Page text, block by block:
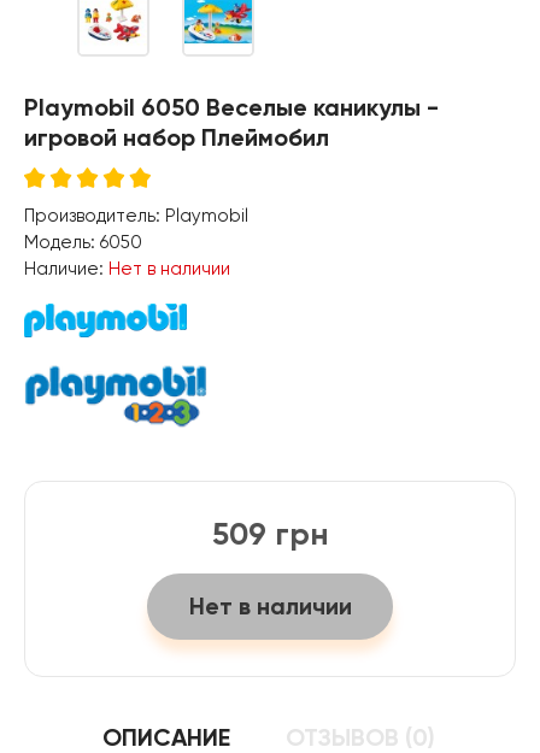
Playmobil 6050 Веселые каникулы -
игровой набор Плеймобил
Производитель: Playmobil
Модель: 6050
Наличие: Нет в наличии
509 грн
Нет в наличии
ОПИСАНИЕ ОТЗЫВОВ (0)